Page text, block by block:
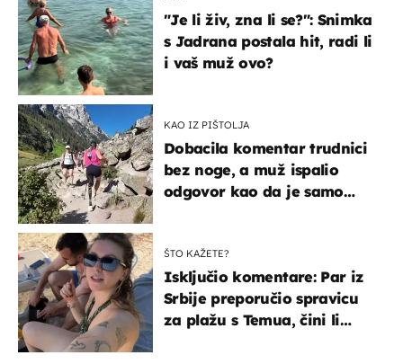
"Je li živ, zna li se?": Snimka
s Jadrana postala hit, radi li
i vaš muž ovo?
KAO IZ PIŠTOLJA
Dobacila komentar trudnici
bez noge, a muž ispalio
odgovor kao da je samo
ŠTO KAŽETE?
Isključio komentare: Par iz
Srbije preporučio spravicu
za plažu s Temua, čini li